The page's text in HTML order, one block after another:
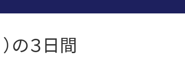
）の３日間